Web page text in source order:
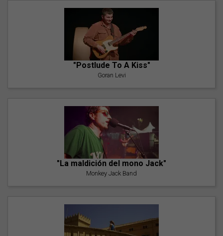
"Postlude To A Kiss"
Goran Levi
"La maldición del mono Jack"
Monkey Jack Band